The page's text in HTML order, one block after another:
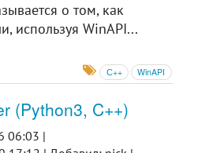
о том, как
используя WinAPI...
С++ WinAPI
(Python3, C++)
06:03 |